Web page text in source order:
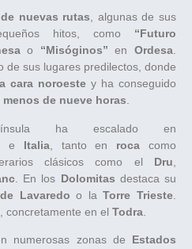
nuevas rutas, algunas de sus
hitos, como “Futuro
o “Misóginos” enOrdesa.
de sus lugares predilectos, donde
cara noroestey ha conseguido
de nueve horas.
ha escalado en
e Italia, tanto en roca como
clásicos como el Dru
. En los Dolomitas destaca su
Lavaredo o laTorre Trieste
, concretamente en el Todra
numerosas zonas de Estados